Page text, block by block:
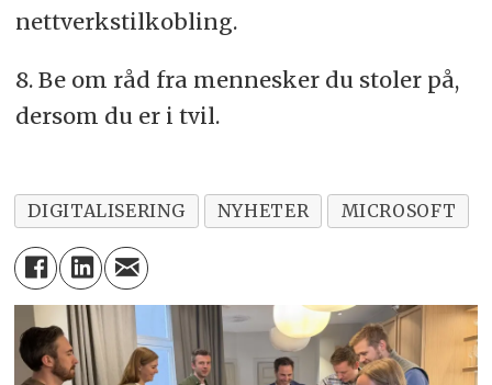
nettverkstilkobling.
8. Be om råd fra mennesker du stoler på,
dersom du er i tvil.
DIGITALISERING NYHETER MICROSOFT